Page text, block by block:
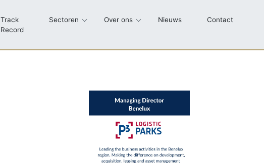
Track
Record
Sectoren Over ons Nieuws Contact